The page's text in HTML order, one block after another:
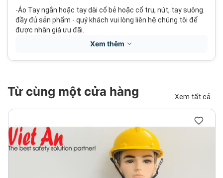
-Áo Tay ngắn hoặc tay dài cổ bẻ hoặc cổ trụ, nút, tay suông.
đầy đủ sản phẩm - quý khách vui lòng liên hệ chúng tôi để
được nhận giá ưu đãi.
-Mùa : Mùa hè mặc những bộ quần áo thực phẩm này rất
-Màu sắc : Vàng Viền Cổ
-Kích thước : S-3XL Trọng lượng : 0.5kg
Xem thêm
Từ cùng một cửa hàng Xem tất cả